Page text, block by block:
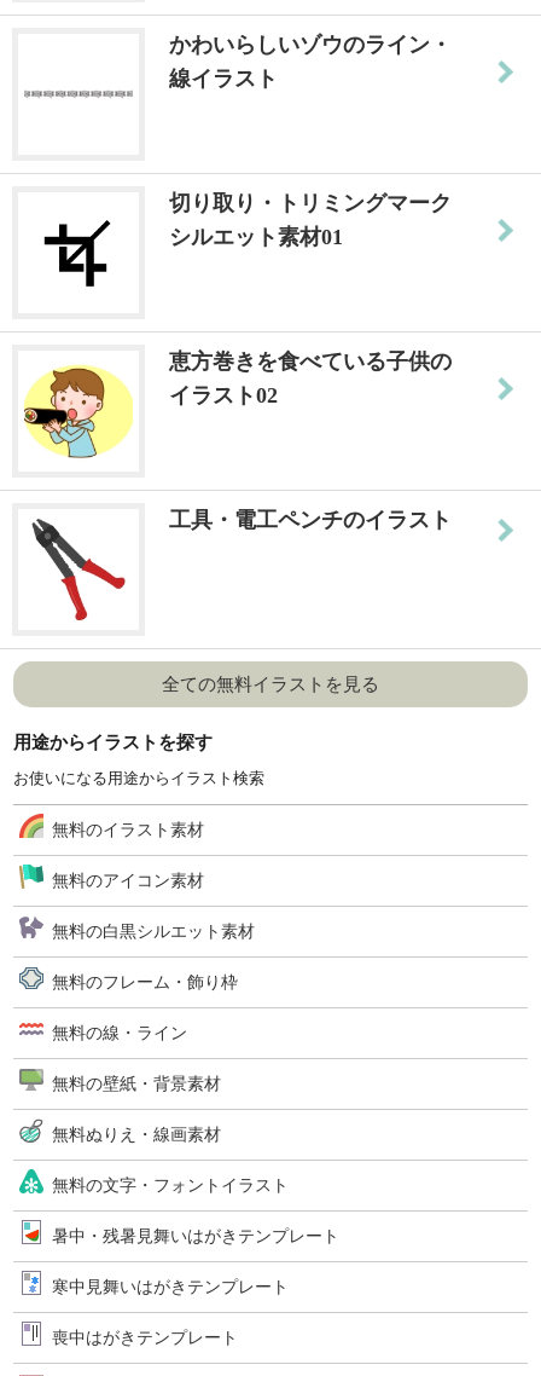
かわいらしいゾウのライン・
線イラスト
切り取り・トリミングマーク
シルエット素材01
恵方巻きを食べている子供の
イラスト02
工具・電工ペンチのイラスト
全ての無料イラストを見る
用途からイラストを探す
お使いになる用途からイラスト検索
無料のイラスト素材
無料のアイコン素材
無料の白黒シルエット素材
無料のフレーム・飾り枠
無料の線・ライン
無料の壁紙・背景素材
無料ぬりえ・線画素材
無料の文字・フォントイラスト
暑中・残暑見舞いはがきテンプレート
寒中見舞いはがきテンプレート
喪中はがきテンプレート